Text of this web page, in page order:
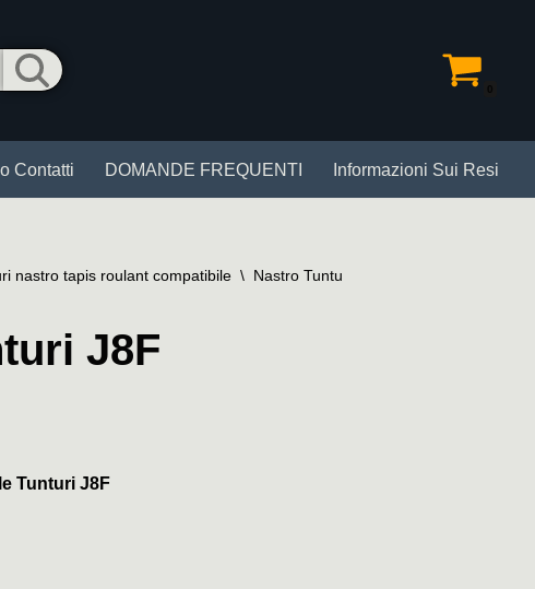
Contatti DOMANDE FREQUENTI Informazioni Sui Resi
nastro tapis roulant compatibile \ Nastro Tunturi J8F
J8F
Tunturi J8F